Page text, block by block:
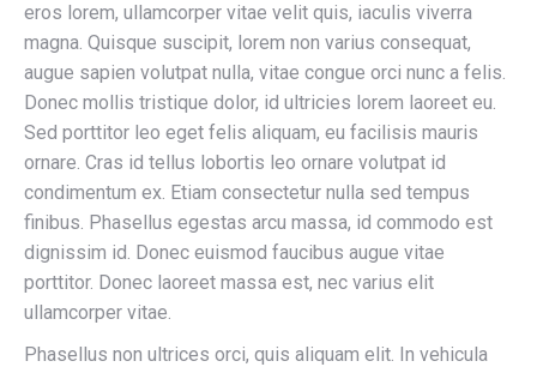
eros lorem, ullamcorper vitae velit quis, iaculis viverra
magna. Quisque suscipit, lorem non varius consequat,
augue sapien volutpat nulla, vitae congue orci nunc a felis.
Donec mollis tristique dolor, id ultricies lorem laoreet eu.
Sed porttitor leo eget felis aliquam, eu facilisis mauris
ornare. Cras id tellus lobortis leo ornare volutpat id
condimentum ex. Etiam consectetur nulla sed tempus
finibus. Phasellus egestas arcu massa, id commodo est
dignissim id. Donec euismod faucibus augue vitae
porttitor. Donec laoreet massa est, nec varius elit
ullamcorper vitae.
Phasellus non ultrices orci, quis aliquam elit. In vehicula